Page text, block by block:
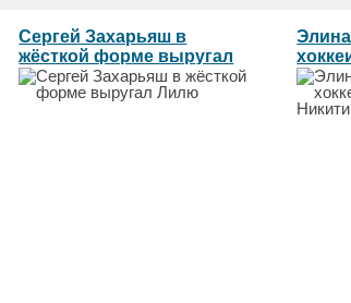
Сергей Захарьяш в
жёсткой форме выругал
Лилю...